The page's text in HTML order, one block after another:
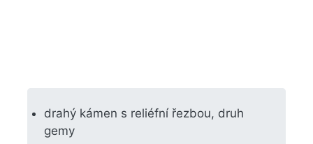
drahý kámen s reliéfní řezbou, druh
gemy